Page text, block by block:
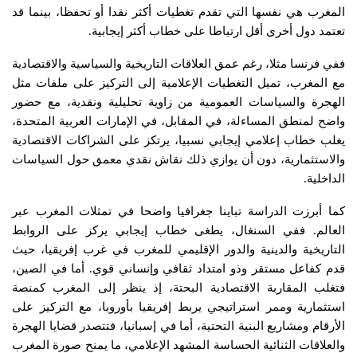
المغرب هي نفسها التي تقدم تغطيات أكثر نقدا أو تحفظا، بينما قد
تعتمد دول أخرى أقل ارتباطا على خطاب أكثر إيجابية.
ففي فرنسا مثلا، رغم عمق العلاقات التاريخية والسياسية والاقتصادية
مع المغرب، تميل التغطيات الإعلامية إلى التركيز على ملفات مثل
الهجرة والسياسات العمومية من زاوية تحليلية ونقدية، مع حضور
واضح لمنطق المساءلة، في المقابل، في الإمارات العربية المتحدة،
يغلب خطاب إعلامي إيجابي نسبيا، يرتكز على الشراكات الاقتصادية
والاستثمارية، دون أن يوازي ذلك نقاش نقدي معمق حول السياسات
الداخلية.
كما أبرزت الدراسة تباينا جغرافيا واضحا في تمثلات المغرب عبر
العالم. ففي السنغال، يطغى خطاب إيجابي يركز على الروابط
التاريخية والدينية والدور الإقليمي للمغرب في غرب إفريقيا، حيث
قدم كفاعل مستقر وذو امتداد ثقافي وإنساني قوي. أما في الصين،
فتغلب المقاربة الاقتصادية البحتة، إذ ينظر إلى المغرب كمنصة
استثمارية وممر استراتيجي يربط إفريقيا بأوروبا، مع التركيز على
الأرقام ومشاريع البنية التحتية، أما في إسبانيا، فتتصدر قضايا الهجرة
والعلاقات الثنائية الحساسة المشهد الإعلامي، ما يمنح صورة المغرب